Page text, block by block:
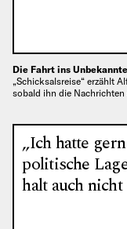
Die Fahrt ins Unbekannte
„Schicksalsreise“ erzählt
sobald ihn die
„Ich hatte
politische
halt auch nicht